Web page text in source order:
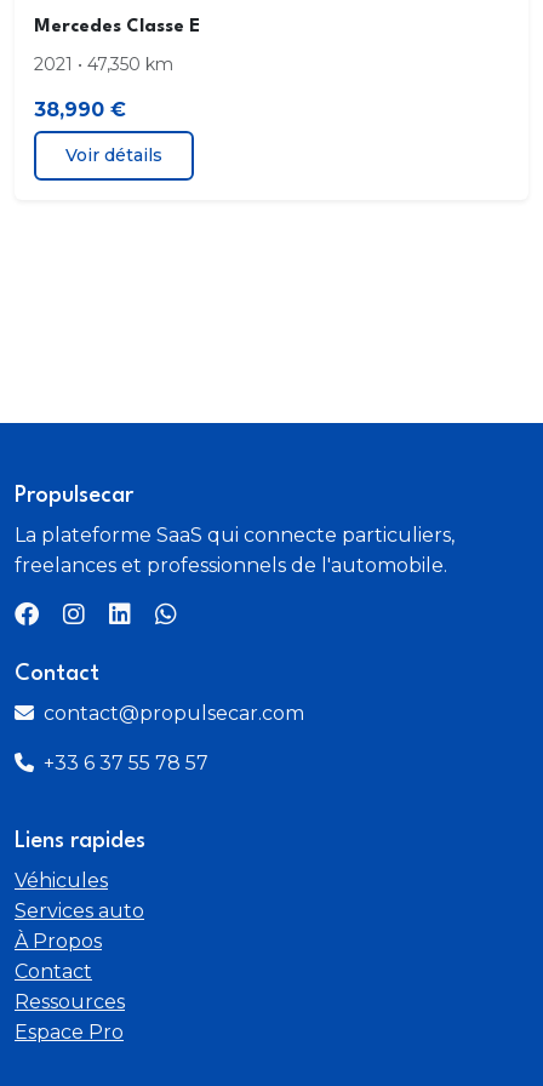
Sonorité sportive du moteur
Antenne GPS
Palettes de changements de rapports galvanisées
AMG Line
Service connecté : Navigation MBUX Premium
Train de roulement confort avec châssis surbaissé
Filet au dos des sièges avant
Régulateur de vitesse TEMPOMAT avec limiteur
Vitrage athermique foncé
Mercedes Classe E
2021 • 47,350 km
38,990 €
Voir détails
Propulsecar
La plateforme SaaS qui connecte particuliers,
freelances et professionnels de l'automobile.
Contact
contact@propulsecar.com
+33 6 37 55 78 57
Liens rapides
Véhicules
Services auto
À Propos
Contact
Ressources
Espace Pro